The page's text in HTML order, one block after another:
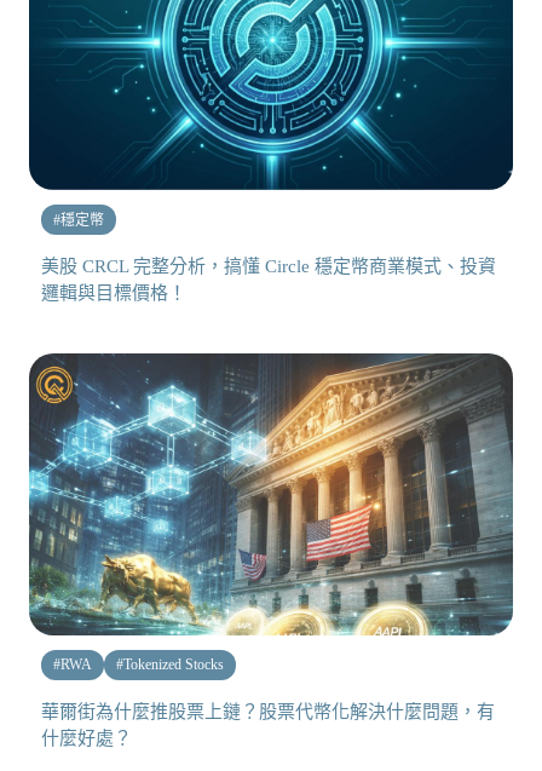
#穩定幣
美股 CRCL 完整分析，搞懂 Circle 穩定幣商業模式、投資
邏輯與目標價格！
#RWA #Tokenized Stocks
華爾街為什麼推股票上鏈？股票代幣化解決什麼問題，有
什麼好處？